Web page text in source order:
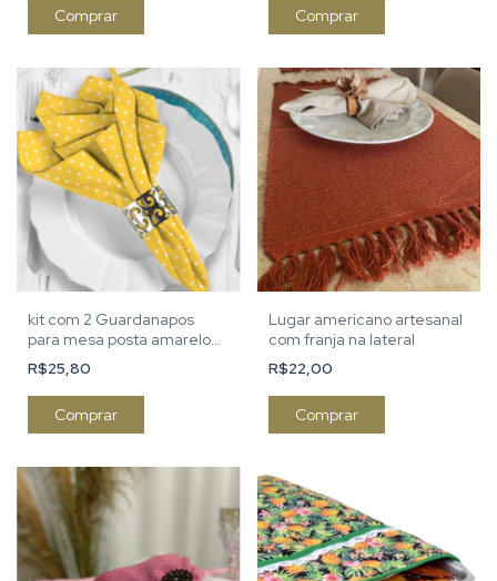
kit com 2 Guardanapos
para mesa posta amarelo
com poá branco
R$25,80
Comprar
Lugar americano artesanal
com franja na lateral
R$22,00